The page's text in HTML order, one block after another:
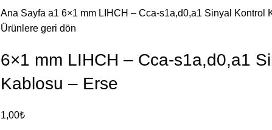
Ana Sayfa a1 6×1 mm LIHCH – Cca-s1a,d0,a1 Sinyal Kontrol
Ürünlere geri dön
6×1 mm LIHCH – Cca-s1a,d0,a1
Kablosu – Erse
1,00₺